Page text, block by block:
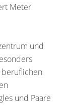
Meter
und
und Paare